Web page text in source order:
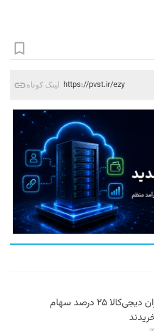
لینک کوتاه https://pvst.ir/ezy
بنیان‌گذاران دیجی‌کالا ۲۵ درصد سهام